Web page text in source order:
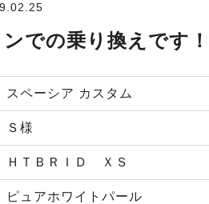
での乗り換えです！
スペーシア カスタム
Ｓ様
ＨＴＢＲＩＤ ＸＳ
ピュアホワイトパール